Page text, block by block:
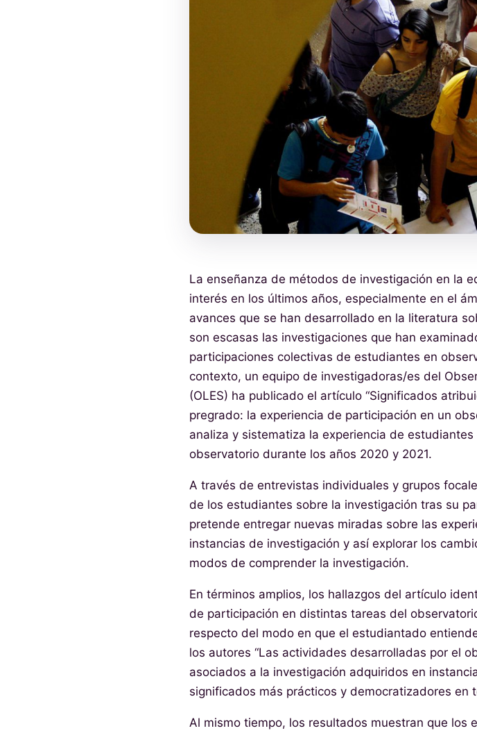
La enseñanza de métodos de investigación en la
interés en los últimos años, especialmente en el
avances que se han desarrollado en la literatura
son escasas las investigaciones que han
participaciones colectivas de estudiantes en
contexto, un equipo de investigadoras/es del
(OLES) ha publicado el artículo “Significados
pregrado: la experiencia de participación en un
analiza y sistematiza la experiencia de
observatorio durante los años 2020 y 2021.
A través de entrevistas individuales y grupos
de los estudiantes sobre la investigación tras su
pretende entregar nuevas miradas sobre las
instancias de investigación y así explorar los
modos de comprender la investigación.
En términos amplios, los hallazgos del artículo
de participación en distintas tareas del
respecto del modo en que el estudiantado
los autores “Las actividades desarrolladas por el
asociados a la investigación adquiridos en
significados más prácticos y democratizadores en
Al mismo tiempo, los resultados muestran que los